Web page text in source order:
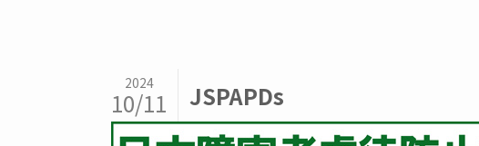
JSPAPDs
2024
10/11